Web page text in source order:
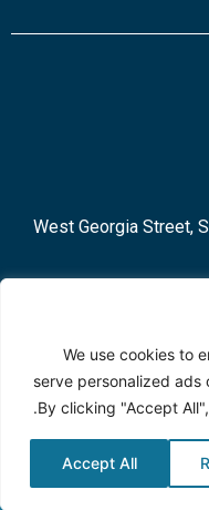
We use cookies to
serve personalized
By clicking "Accept
Accept All
1500 West Georgia
Privacy Policy